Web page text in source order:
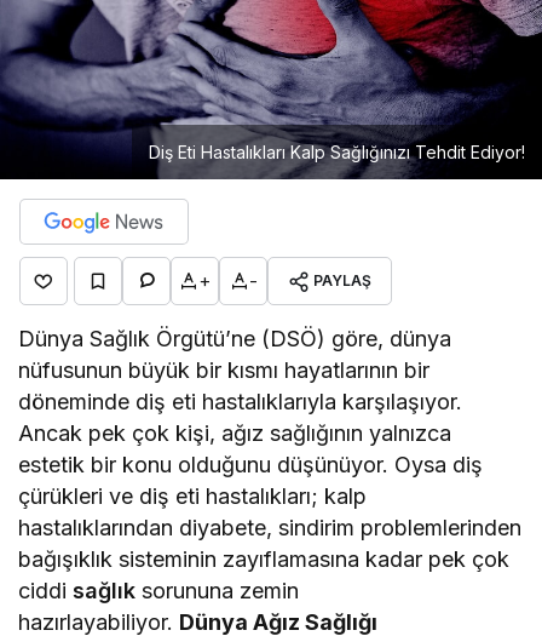
Diş Eti Hastalıkları Kalp Sağlığınızı Tehdit Ediyor!
+ - PAYLAŞ
Dünya Sağlık Örgütü’ne (DSÖ) göre, dünya
nüfusunun büyük bir kısmı hayatlarının bir
döneminde diş eti hastalıklarıyla karşılaşıyor.
Ancak pek çok kişi, ağız sağlığının yalnızca
estetik bir konu olduğunu düşünüyor. Oysa diş
çürükleri ve diş eti hastalıkları; kalp
hastalıklarından diyabete, sindirim problemlerinden
bağışıklık sisteminin zayıflamasına kadar pek çok
ciddisağlık sorununa zemin
hazırlayabiliyor. Dünya Ağız Sağlığı